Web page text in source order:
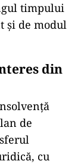
timpului
și de modul
din
de
cu